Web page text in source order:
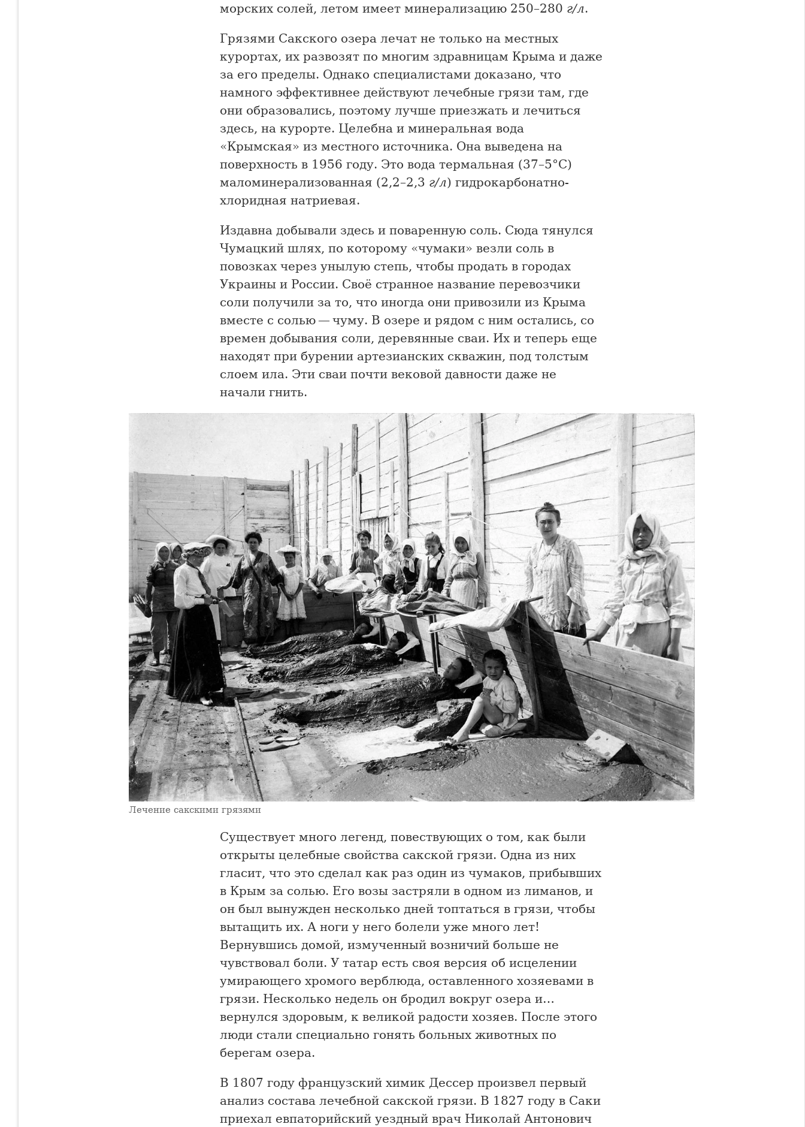
морских солей, летом имеет минерализацию 250–280 г/л.
Грязями Сакского озера лечат не только на местных
курортах, их развозят по многим здравницам Крыма и даже
за его пределы. Однако специалистами доказано, что
намного эффективнее действуют лечебные грязи там, где
они образовались, поэтому лучше приезжать и лечиться
здесь, на курорте. Целебна и минеральная вода
«Крымская» из местного источника. Она выведена на
поверхность в 1956 году. Это вода термальная (37–5°C)
маломинерализованная (2,2–2,3 г/л) гидрокарбонатно-
хлоридная натриевая.
Издавна добывали здесь и поваренную соль. Сюда тянулся
Чумацкий шлях, по которому «чумаки» везли соль в
повозках через унылую степь, чтобы продать в городах
Украины и России. Своё странное название перевозчики
соли получили за то, что иногда они привозили из Крыма
вместе с солью — чуму. В озере и рядом с ним остались, со
времен добывания соли, деревянные сваи. Их и теперь еще
находят при бурении артезианских скважин, под толстым
слоем ила. Эти сваи почти вековой давности даже не
начали гнить.
Лечение сакскими грязями
Существует много легенд, повествующих о том, как были
открыты целебные свойства сакской грязи. Одна из них
гласит, что это сделал как раз один из чумаков, прибывших
в Крым за солью. Его возы застряли в одном из лиманов, и
он был вынужден несколько дней топтаться в грязи, чтобы
вытащить их. А ноги у него болели уже много лет!
Вернувшись домой, измученный возничий больше не
чувствовал боли. У татар есть своя версия об исцелении
умирающего хромого верблюда, оставленного хозяевами в
грязи. Несколько недель он бродил вокруг озера и…
вернулся здоровым, к великой радости хозяев. После этого
люди стали специально гонять больных животных по
берегам озера.
В 1807 году французский химик Дессер произвел первый
анализ состава лечебной сакской грязи. В 1827 году в Саки
приехал евпаторийский уездный врач Николай Антонович